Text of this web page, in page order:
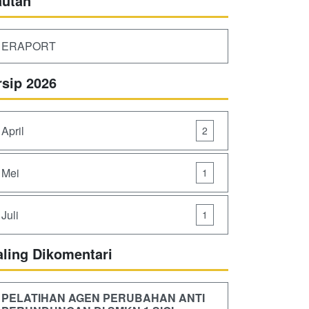
ERAPORT
2026
April 2
Mei 1
Juli 1
Dikomentari
PELATIHAN AGEN PERUBAHAN ANTI